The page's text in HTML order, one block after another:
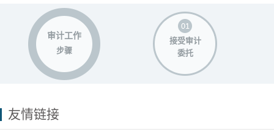
审计工作
步骤
接受审计
委托
友情链接